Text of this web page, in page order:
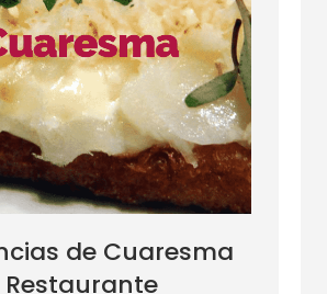
de Cuaresma
Restaurante